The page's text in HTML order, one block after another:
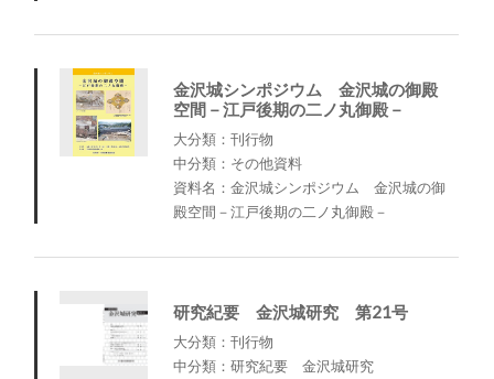
金沢城シンポジウム 金沢城の御殿
空間－江戸後期の二ノ丸御殿－
大分類：刊行物
中分類：その他資料
資料名：金沢城シンポジウム 金沢城の御
殿空間－江戸後期の二ノ丸御殿－
研究紀要 金沢城研究 第21号
大分類：刊行物
中分類：研究紀要 金沢城研究